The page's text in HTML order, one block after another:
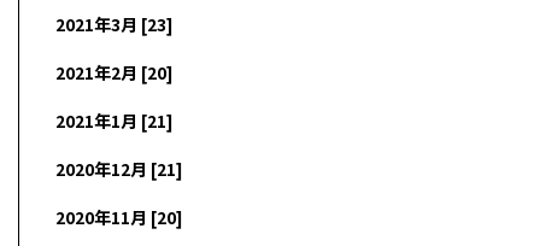
2021年3月 [23]
2021年2月 [20]
2021年1月 [21]
2020年12月 [21]
2020年11月 [20]